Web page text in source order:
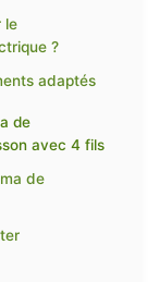
le
?
adaptés
de
avec 4 fils
de